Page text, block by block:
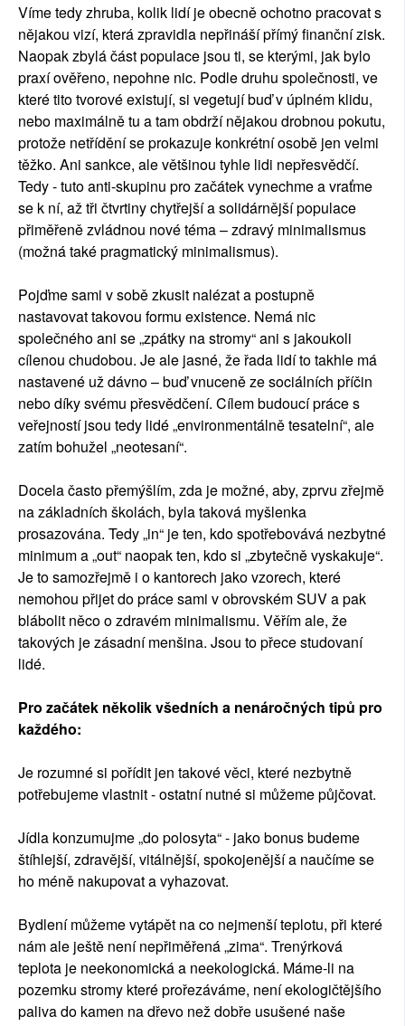
Víme tedy zhruba, kolik lidí je obecně ochotno pracovat s
nějakou vizí, která zpravidla nepřináší přímý finanční zisk.
Naopak zbylá část populace jsou ti, se kterými, jak bylo
praxí ověřeno, nepohne nic. Podle druhu společnosti, ve
které tito tvorové existují, si vegetují buď v úplném klidu,
nebo maximálně tu a tam obdrží nějakou drobnou pokutu,
protože netřídění se prokazuje konkrétní osobě jen velmi
těžko. Ani sankce, ale většinou tyhle lidi nepřesvědčí.
Tedy - tuto anti-skupinu pro začátek vynechme a vraťme
se k ní, až tři čtvrtiny chytřejší a solidárnější populace
přiměřeně zvládnou nové téma – zdravý minimalismus
(možná také pragmatický minimalismus).
Pojďme sami v sobě zkusit nalézat a postupně
nastavovat takovou formu existence. Nemá nic
společného ani se „zpátky na stromy“ ani s jakoukoli
cílenou chudobou. Je ale jasné, že řada lidí to takhle má
nastavené už dávno – buď vnuceně ze sociálních příčin
nebo díky svému přesvědčení. Cílem budoucí práce s
veřejností jsou tedy lidé „environmentálně tesatelní“, ale
zatím bohužel „neotesaní“.
Docela často přemýšlím, zda je možné, aby, zprvu zřejmě
na základních školách, byla taková myšlenka
prosazována. Tedy „in“ je ten, kdo spotřebovává nezbytné
minimum a „out“ naopak ten, kdo si „zbytečně vyskakuje“.
Je to samozřejmě i o kantorech jako vzorech, které
nemohou přijet do práce sami v obrovském SUV a pak
blábolit něco o zdravém minimalismu. Věřím ale, že
takových je zásadní menšina. Jsou to přece studovaní
lidé.
Pro začátek několik všedních a nenáročných tipů pro
každého:
Je rozumné si pořídit jen takové věci, které nezbytně
potřebujeme vlastnit - ostatní nutné si můžeme půjčovat.
Jídla konzumujme „do polosyta“ - jako bonus budeme
štíhlejší, zdravější, vitálnější, spokojenější a naučíme se
ho méně nakupovat a vyhazovat.
Bydlení můžeme vytápět na co nejmenší teplotu, při které
nám ale ještě není nepřiměřená „zima“. Trenýrková
teplota je neekonomická a neekologická. Máme-li na
pozemku stromy které prořezáváme, není ekologičtějšího
paliva do kamen na dřevo než dobře usušené naše